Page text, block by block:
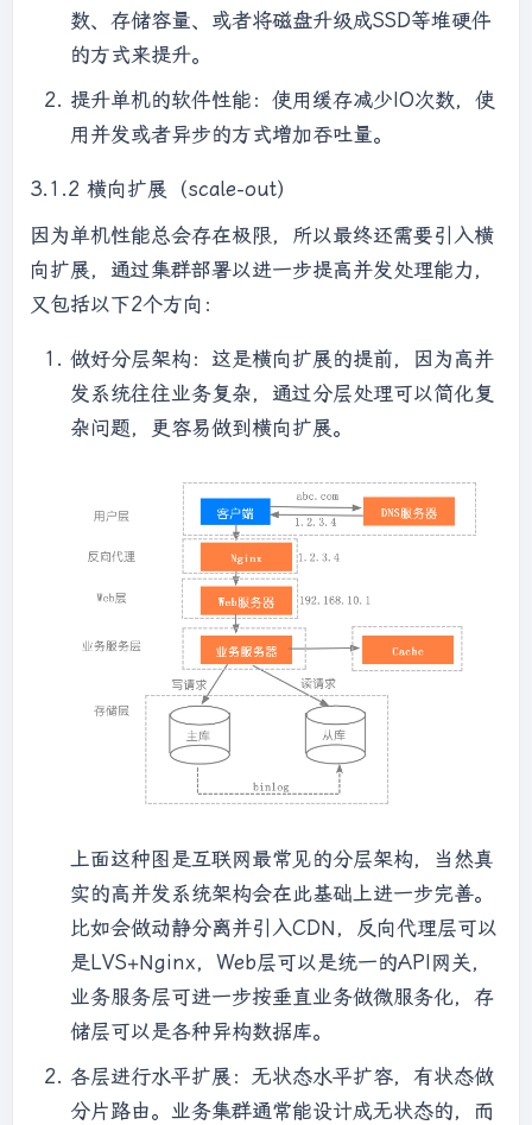
数、存储容量、或者将磁盘升级成SSD等堆硬件
的方式来提升。
提升单机的软件性能：使用缓存减少IO次数，使
用并发或者异步的方式增加吞吐量。
3.1.2 横向扩展（scale-out）
因为单机性能总会存在极限，所以最终还需要引入横
向扩展，通过集群部署以进一步提高并发处理能力，
又包括以下2个方向：
做好分层架构：这是横向扩展的提前，因为高并
发系统往往业务复杂，通过分层处理可以简化复
杂问题，更容易做到横向扩展。
上面这种图是互联网最常见的分层架构，当然真
实的高并发系统架构会在此基础上进一步完善。
比如会做动静分离并引入CDN，反向代理层可以
是LVS+Nginx，Web层可以是统一的API网关，
业务服务层可进一步按垂直业务做微服务化，存
储层可以是各种异构数据库。
各层进行水平扩展：无状态水平扩容，有状态做
分片路由。业务集群通常能设计成无状态的，而